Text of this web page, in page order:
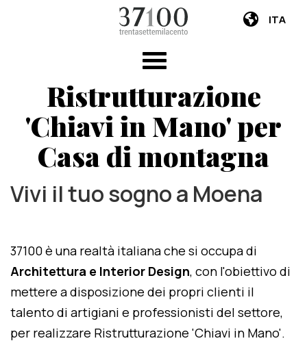
ITA
Ristrutturazione
'Chiavi in Mano' per
Casa di montagna
Vivi il tuo sogno a Moena
37100 è una realtà italiana che si occupa di
Architettura e Interior Design, con l'obiettivo di
mettere a disposizione dei propri clienti il
talento di artigiani e professionisti del settore,
per realizzare Ristrutturazione 'Chiavi in Mano'.